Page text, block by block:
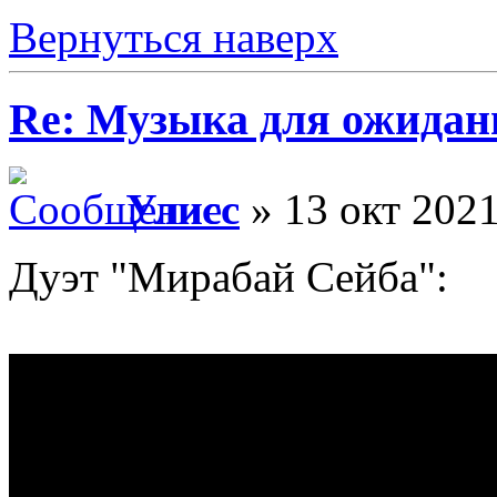
Вернуться наверх
Re: Музыка для
Улисс » 13 окт
Дуэт "Мирабай Сейба":